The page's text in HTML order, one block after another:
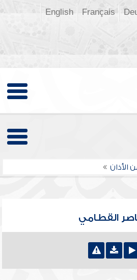
Français
English
الأذان
القطامي